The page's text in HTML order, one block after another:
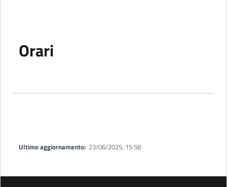
Orari
Ultimo aggiornamento: 23/06/2025, 15:58